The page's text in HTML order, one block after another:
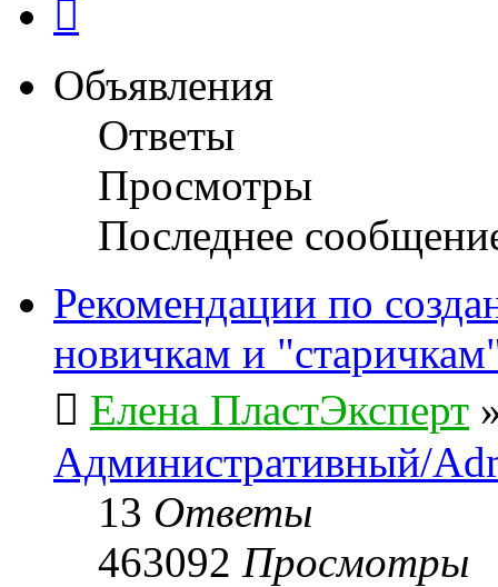
Объявления
Ответы
Просмотры
Последнее
Рекомендации по
новичкам и
Елена ПластЭксперт
Административный/
13 Ответы
463092 Просмотры